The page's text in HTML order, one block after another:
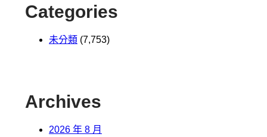
Categories
未分類 (7,753)
Archives
2026 年 8 月